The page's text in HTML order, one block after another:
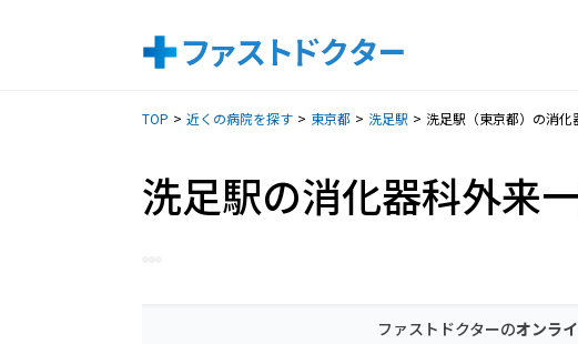
TOP 近くの病院を探す 東京都 洗足駅 洗足駅（東京都）の消化
洗足駅の消化器科外来
ファストドクターのオンラ